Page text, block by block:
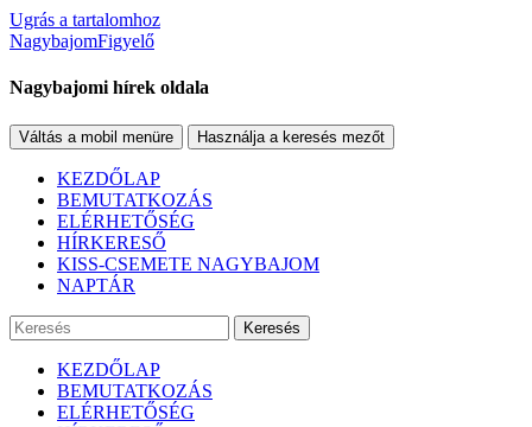
Ugrás a tartalomhoz
NagybajomFigyelő
Nagybajomi hírek oldala
Váltás a mobil menüre Használja a keresés mezőt
KEZDŐLAP
BEMUTATKOZÁS
ELÉRHETŐSÉG
HÍRKERESŐ
KISS-CSEMETE NAGYBAJOM
NAPTÁR
Keresés
KEZDŐLAP
BEMUTATKOZÁS
ELÉRHETŐSÉG